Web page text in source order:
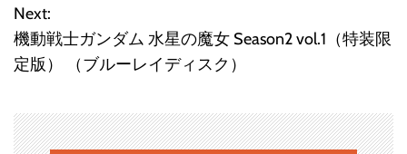
ナ
ビ
ー
Next:
機動戦士ガンダム 水星の魔女 Season2 vol.1（特装限
定版） （ブルーレイディスク）